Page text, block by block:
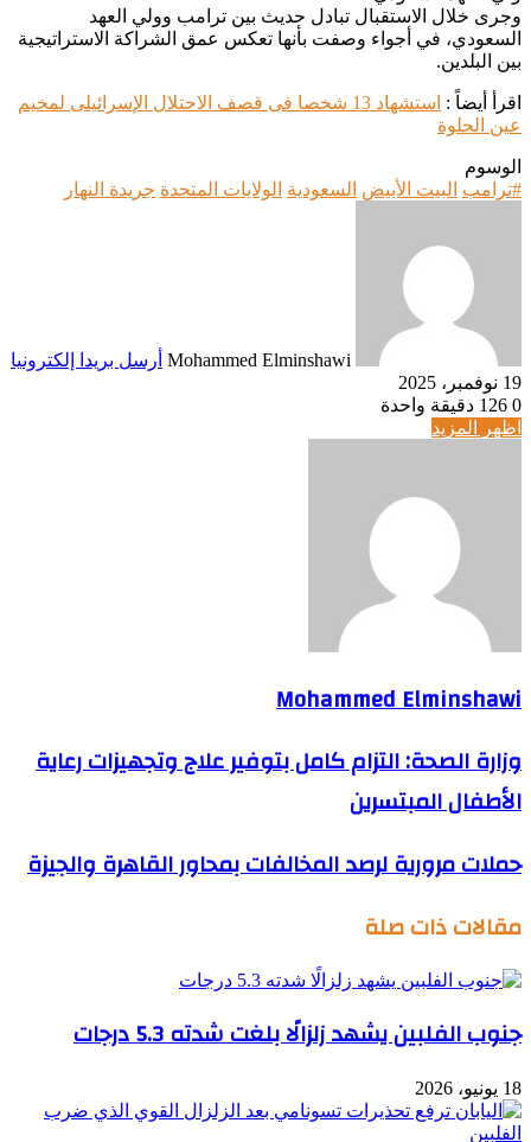
وجرى خلال الاستقبال تبادل حديث بين ترامب وولي العهد
السعودي، في أجواء وصفت بأنها تعكس عمق الشراكة الاستراتيجية
بين البلدين.
اقرأ أيضاً :
استشهاد 13 شخصا فى قصف الاحتلال الإسرائيلى لمخيم
عين الحلوة
الوسوم
#ترامب البيت الأبيض السعودية الولايات المتحدة جريدة النهار
Mohammed Elminshawi أرسل بريدا إلكترونيا
19 نوفمبر، 2025
0
دقيقة واحدة
اظهر المزيد
Mohammed Elminshawi
وزارة الصحة: التزام كامل بتوفير علاج وتجهيزات رعاية
الأطفال المبتسرين
حملات مرورية لرصد المخالفات بمحاور القاهرة والجيزة
مقالات ذات صلة
جنوب الفلبين يشهد زلزالًا بلغت شدته 5.3 درجات
18 يونيو، 2026